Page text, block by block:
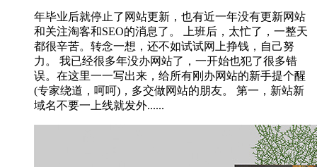
年毕业后就停止了网站更新，也有近一年没有更新网站
和关注淘客和SEO的消息了。 上班后，太忙了，一整天
都很辛苦。转念一想，还不如试试网上挣钱，自己努
力。 我已经很多年没办网站了，一开始也犯了很多错
误。在这里一一写出来，给所有刚办网站的新手提个醒
(专家绕道，呵呵)，多交做网站的朋友。 第一，新站新
域名不要一上线就发外......